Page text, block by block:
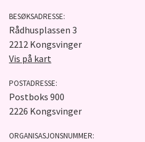
BESØKSADRESSE:
Rådhusplassen 3
2212 Kongsvinger
Vis på kart
POSTADRESSE:
Postboks 900
2226 Kongsvinger
ORGANISASJONSNUMMER: